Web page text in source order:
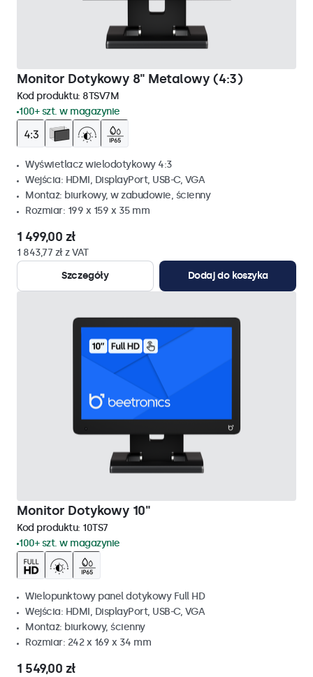
Monitor Dotykowy 8" Metalowy (4:3)
Kod produktu: 8TSV7M
100+ szt. w magazynie
Wyświetlacz wielodotykowy 4:3
Wejścia: HDMI, DisplayPort, USB-C, VGA
Montaż: biurkowy, w zabudowie, ścienny
Rozmiar: 199 x 159 x 35 mm
1 499,00 zł
1 843,77 zł z VAT
Szczegóły
Dodaj do koszyka
Monitor Dotykowy 10"
Kod produktu: 10TS7
100+ szt. w magazynie
Wielopunktowy panel dotykowy Full HD
Wejścia: HDMI, DisplayPort, USB-C, VGA
Montaż: biurkowy, ścienny
Rozmiar: 242 x 169 x 34 mm
1 549,00 zł